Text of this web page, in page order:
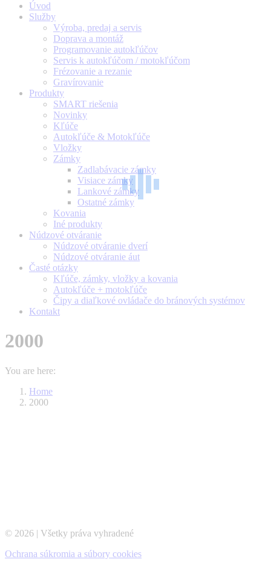
Úvod
Služby
Výroba, predaj a servis
Doprava a montáž
Programovanie autokľúčov
Servis k autokľúčom / motokľúčom
Frézovanie a rezanie
Gravírovanie
Produkty
SMART riešenia
Novinky
Kľúče
Autokľúče & Motokľúče
Vložky
Zámky
Zadlabávacie zámky
Visiace zámky
Lankové zámky
Ostatné zámky
Kovania
Iné produkty
Núdzové otváranie
Núdzové otváranie dverí
Núdzové otváranie áut
Časté otázky
Kľúče, zámky, vložky a kovania
Autokľúče + motokľúče
Čipy a diaľkové ovládače do bránových systémov
Kontakt
2000
You are here:
Home
2000
© 2026 | Všetky práva vyhradené
Ochrana súkromia a súbory cookies